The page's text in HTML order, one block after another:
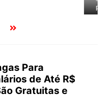
Para
de Até R$
Gratuitas e